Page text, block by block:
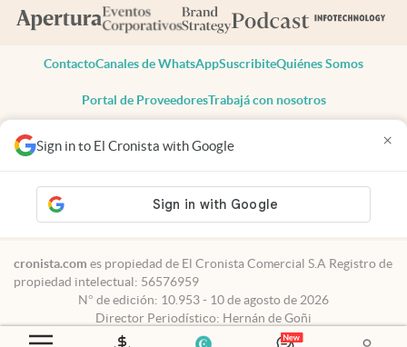
Sign in to El Cronista with Google ×
ContactoCanales de WhatsAppSuscribiteQuiénes Somos
Portal de ProveedoresTrabajá con nosotros
Todos los derechos reservados
Privacidad
Consentimiento
Tel:+54 11 7078-3270
cronista.com es propiedad de El Cronista Comercial S.A Registro de
propiedad intelectual: 56576959
N° de edición: 10.953 - 10 de agosto de 2026
Director Periodístico: Hernán de Goñi